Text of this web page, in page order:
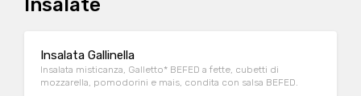
Insalate
Insalata Gallinella
Insalata misticanza, Galletto* BEFED a fette, cubetti di
mozzarella, pomodorini e mais, condita con salsa BEFED.